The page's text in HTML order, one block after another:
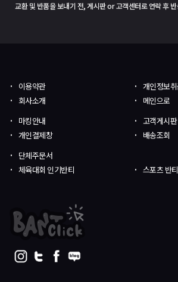
교환 및 반품을 보내기 전, 게시판 or 고객센터로 연락 후
이용약관
개인정보
회사소개
메인으로
마킹안내
고객게시판
개인결제창
배송조회
단체주문서
체육대회 인기반티
스포츠 반티